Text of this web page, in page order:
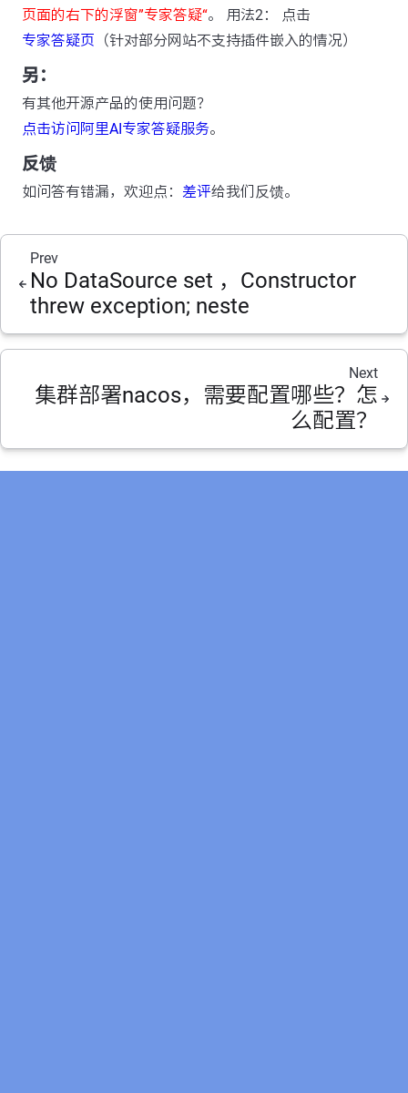
页面的右下的浮窗”专家答疑“。 用法2： 点击
专家答疑页 （针对部分网站不支持插件嵌入的情况）
另：
有其他开源产品的使用问题？
点击访问阿里AI专家答疑服务。
反馈
如问答有错漏，欢迎点： 差评给我们反馈。
Prev
No DataSource set ，Constructor
threw exception; neste
Next
集群部署nacos，需要配置哪些？怎
么配置？